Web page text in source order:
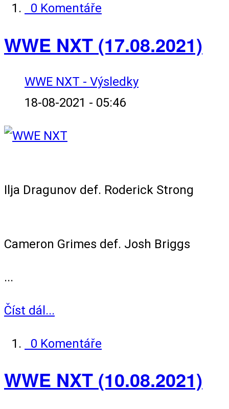
0 Komentáře
WWE NXT (17.08.2021)
WWE NXT - Výsledky
18-08-2021 - 05:46
Ilja Dragunov def. Roderick Strong
Cameron Grimes def. Josh Briggs
...
Číst dál...
0 Komentáře
WWE NXT (10.08.2021)